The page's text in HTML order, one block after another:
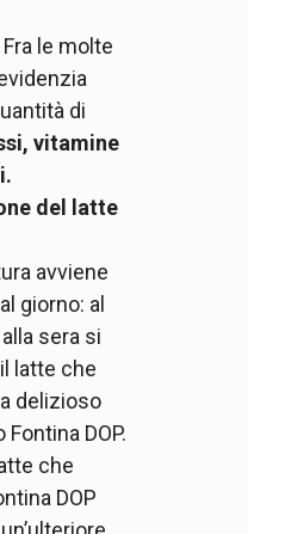
le molte
di
vitamine
del latte
avviene
giorno: al
sera si
latte che
delizioso
DOP.
che
DOP